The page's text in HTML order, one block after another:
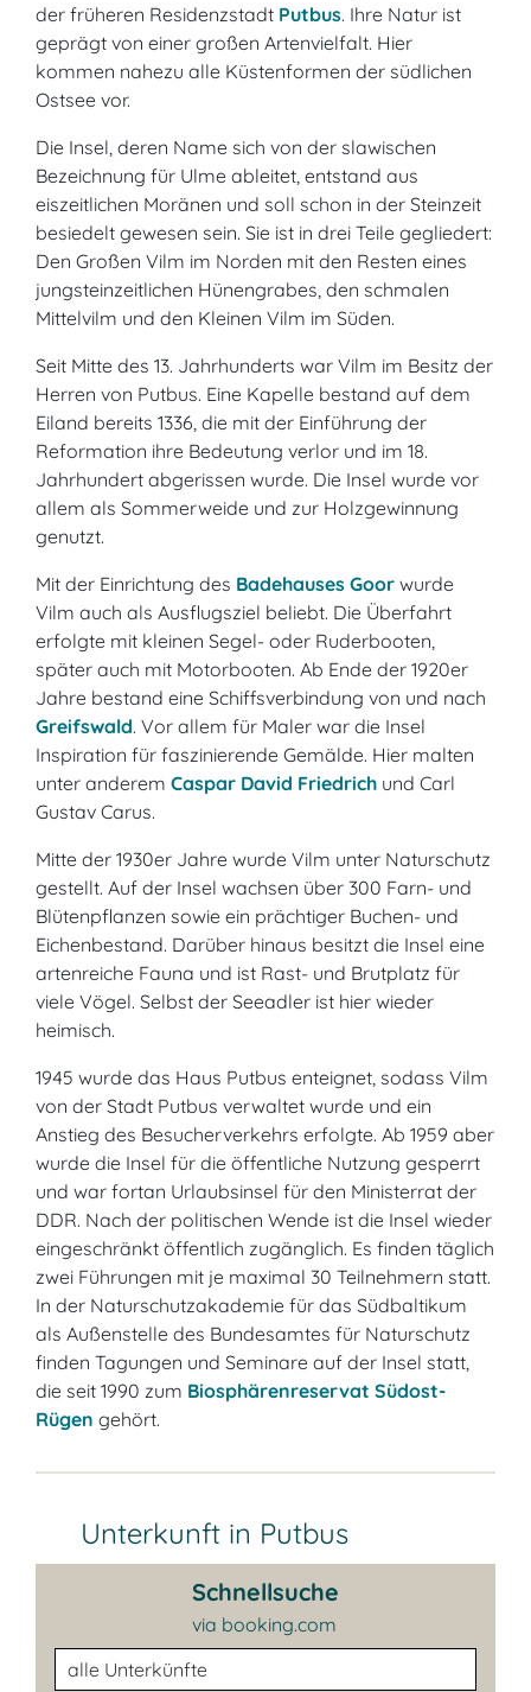
der früheren Residenzstadt Putbus. Ihre Natur ist
geprägt von einer großen Artenvielfalt. Hier
kommen nahezu alle Küstenformen der südlichen
Ostsee vor.
Die Insel, deren Name sich von der slawischen
Bezeichnung für Ulme ableitet, entstand aus
eiszeitlichen Moränen und soll schon in der Steinzeit
besiedelt gewesen sein. Sie ist in drei Teile gegliedert:
Den Großen Vilm im Norden mit den Resten eines
jungsteinzeitlichen Hünengrabes, den schmalen
Mittelvilm und den Kleinen Vilm im Süden.
Seit Mitte des 13. Jahrhunderts war Vilm im Besitz der
Herren von Putbus. Eine Kapelle bestand auf dem
Eiland bereits 1336, die mit der Einführung der
Reformation ihre Bedeutung verlor und im 18.
Jahrhundert abgerissen wurde. Die Insel wurde vor
allem als Sommerweide und zur Holzgewinnung
genutzt.
Mit der Einrichtung des Badehauses Goor wurde
Vilm auch als Ausflugsziel beliebt. Die Überfahrt
erfolgte mit kleinen Segel- oder Ruderbooten,
später auch mit Motorbooten. Ab Ende der 1920er
Jahre bestand eine Schiffsverbindung von und nach
Greifswald. Vor allem für Maler war die Insel
Inspiration für faszinierende Gemälde. Hier malten
unter anderem Caspar David Friedrich und Carl
Gustav Carus.
Mitte der 1930er Jahre wurde Vilm unter Naturschutz
gestellt. Auf der Insel wachsen über 300 Farn- und
Blütenpflanzen sowie ein prächtiger Buchen- und
Eichenbestand. Darüber hinaus besitzt die Insel eine
artenreiche Fauna und ist Rast- und Brutplatz für
viele Vögel. Selbst der Seeadler ist hier wieder
heimisch.
1945 wurde das Haus Putbus enteignet, sodass Vilm
von der Stadt Putbus verwaltet wurde und ein
Anstieg des Besucherverkehrs erfolgte. Ab 1959 aber
wurde die Insel für die öffentliche Nutzung gesperrt
und war fortan Urlaubsinsel für den Ministerrat der
DDR. Nach der politischen Wende ist die Insel wieder
eingeschränkt öffentlich zugänglich. Es finden täglich
zwei Führungen mit je maximal 30 Teilnehmern statt.
In der Naturschutzakademie für das Südbaltikum
als Außenstelle des Bundesamtes für Naturschutz
finden Tagungen und Seminare auf der Insel statt,
die seit 1990 zum Biosphärenreservat Südost-
Rügen gehört.
Unterkunft in Putbus
Schnellsuche
via booking.com
Unterkunftsart